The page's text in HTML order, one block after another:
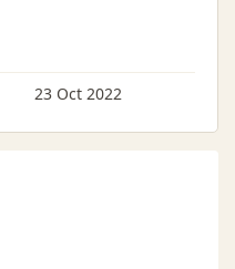
23 Oct 2022